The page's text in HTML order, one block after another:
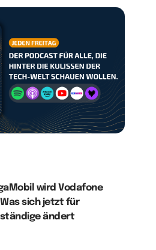
wird Vodafone
sich jetzt für
ändert